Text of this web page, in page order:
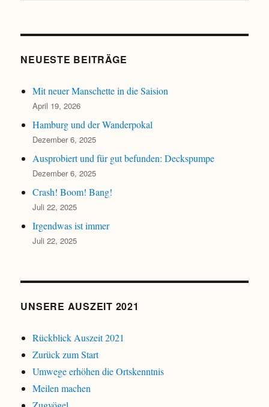
NEUESTE BEITRÄGE
Mit neuer Manschette in die Saision
April 19, 2026
Hamburg und der Wanderpokal
Dezember 6, 2025
Ausprobiert und für gut befunden: Deckspumpe
Dezember 6, 2025
Crash! Boom! Bang!
Juli 22, 2025
Irgendwas ist immer
Juli 22, 2025
UNSERE AUSZEIT 2021
Rückblick Auszeit 2021
Zurück zum Start
Umwege erhöhen die Ortskenntnis
Meilen machen